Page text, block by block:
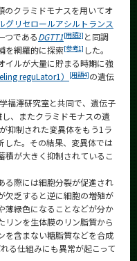
のクラミドモナスを用いてオ
グリセロールアシルトランス
つであるDGTT1[用語3] と同調
を網羅的に探索[参考1] した。
イルが大量に貯まる時期に強
reguLator1） [用語4]の遺伝
福澤研究室と共同で、遺伝子
、またクラミドモナスの遺
抑制された変異体をもう1ラ
した。その結果、変異体では
積が大きく抑制されているこ
る際には細胞分裂が促進され
欠乏すると逆に細胞の増殖が
薄緑色になることなどが分か
リンを生体膜のリン脂質から
を含まない糖脂質などを合成
る仕組みにも異常が起こって